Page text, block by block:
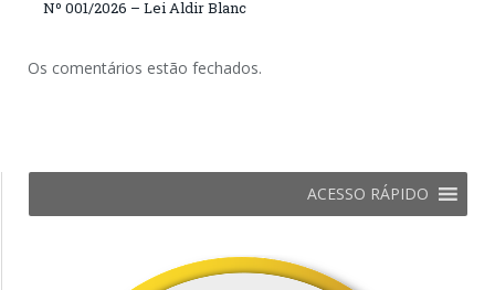
Nº 001/2026 – Lei Aldir Blanc
Os comentários estão fechados.
ACESSO RÁPIDO